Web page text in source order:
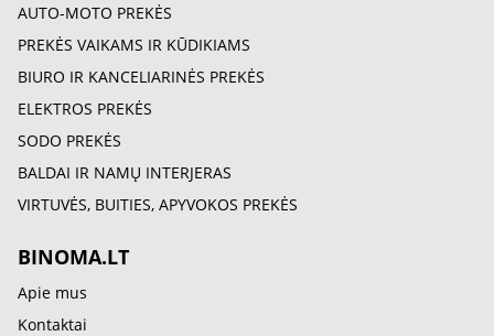
AUTO-MOTO PREKĖS
PREKĖS VAIKAMS IR KŪDIKIAMS
BIURO IR KANCELIARINĖS PREKĖS
ELEKTROS PREKĖS
SODO PREKĖS
BALDAI IR NAMŲ INTERJERAS
VIRTUVĖS, BUITIES, APYVOKOS PREKĖS
BINOMA.LT
Apie mus
Kontaktai